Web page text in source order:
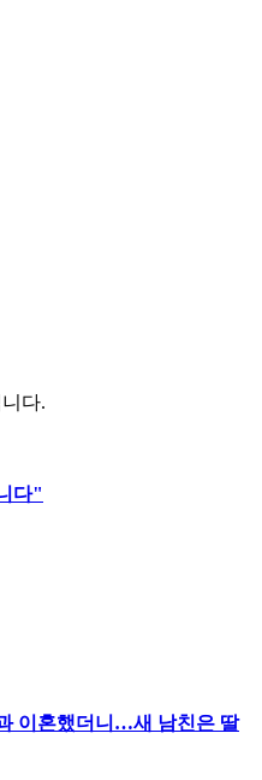
다.
다"
이혼했더니…새 남친은 딸